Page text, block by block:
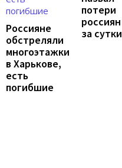
Россияне
обстреляли
многоэтажки
в Харькове,
есть
погибшие
потери
россиян
за сутки